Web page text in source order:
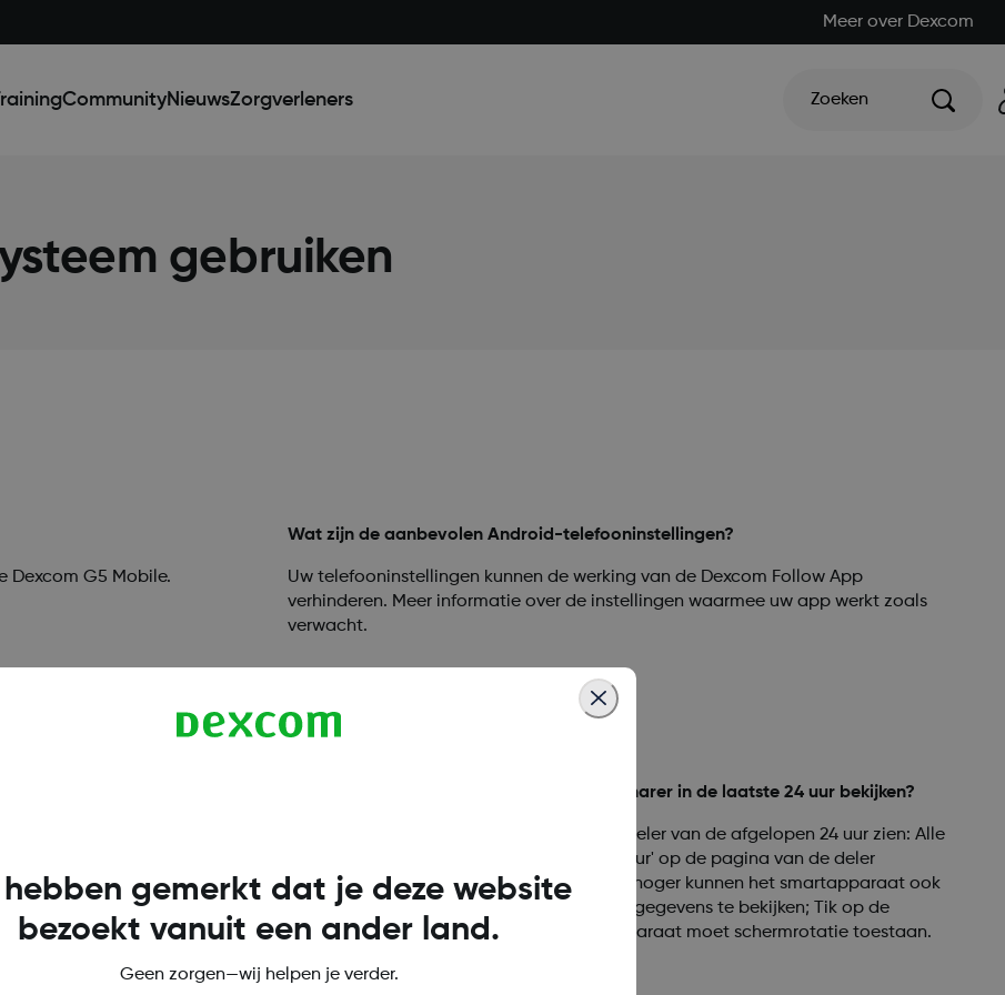
Meer over Dexcom
CommunityNieuwsZorgverleners Zoeken
gebruiken
Dexcom G5 Mobile.
Wat zijn de aanbevolen Android-telefooninstellingen?
Uw telefooninstellingen kunnen de werking van de Dexcom Follow App
verhinderen. Meer informatie over de instellingen waarmee uw app werkt zoals
verwacht.
op afstand met de
Hoe kan ik de glucosewaarden van mijn Sharer in de laatste 24 uur bekijken?
U kunt als volgt glucosemetingen van de deler van de afgelopen 24 uur zien: Alle
Follow-gebruikers kunnen op de knop '24 uur' op de pagina van de deler
tikken Gebruikers van Follow-versie 4.0 en hoger kunnen het smartapparaat ook
zijwaarts draaien om meer gedetailleerde gegevens te bekijken; Tik op de
grafiek voor meer informatie. Uw smartapparaat moet schermrotatie toestaan.
hebben gemerkt dat je deze website
bezoekt vanuit een ander land.
Geen zorgen—wij helpen je verder.